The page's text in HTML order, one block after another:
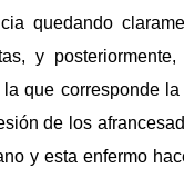
quedando
y
que corresponde
de los
y esta enfermo